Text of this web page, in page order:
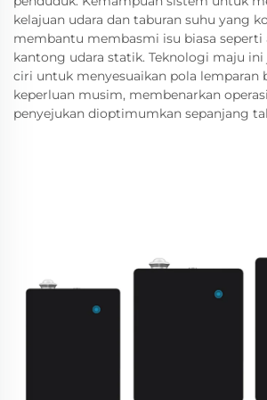
kelajuan udara dan taburan suhu yang
membantu membasmi isu biasa
kantong udara statik. Teknologi maju
ciri untuk menyesuaikan pola lemparan
keperluan musim, membenarkan
penyejukan dioptimumkan sepanjang